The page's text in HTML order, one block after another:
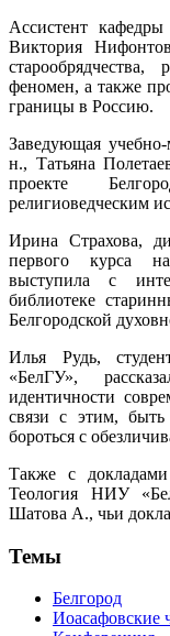
Ассистент
Виктория
феномен, а также
границы в Россию.
Заведующая
н., Татьяна
проекте
религиоведческим
Ирина Страхова,
первого курса
выступила с
библиотеке
Белгородской
Илья Рудь,
«БелГУ»,
идентичности
связи с этим,
бороться с
Также с
Теология НИУ
Шатова А., чьи
Темы
Белгород
Иоасафовские